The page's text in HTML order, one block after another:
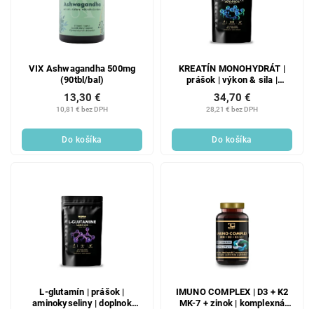
VIX Ashwagandha 500mg
(90tbl/bal)
10,81 € bez DPH
13,30 €
Do košíka
KREATÍN MONOHYDRÁT |
prášok | výkon & sila |
doplnok stravy | 500 g
28,21 € bez DPH
34,70 €
Do košíka
L-glutamín | prášok |
aminokyseliny | doplnok
IMUNO COMPLEX | D3 + K2
MK-7 + zinok | komplexná